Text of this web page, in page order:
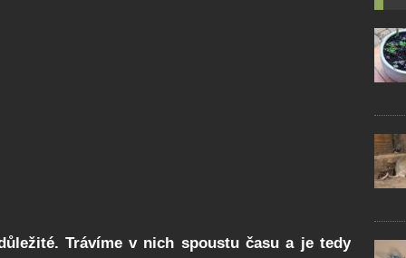
Trávíme v nich spoustu času a je tedy